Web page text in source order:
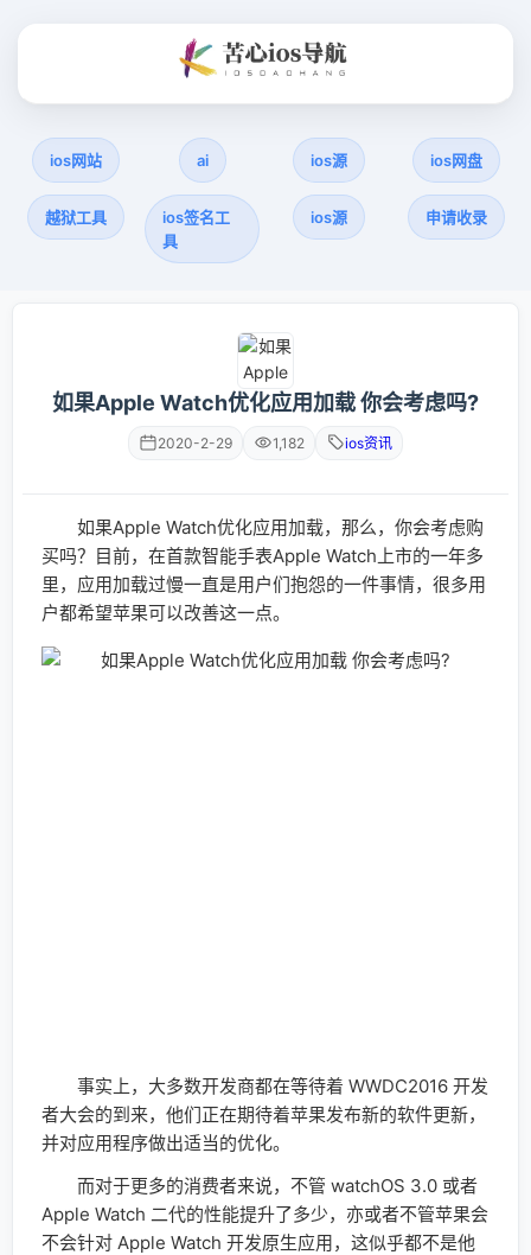
ios网站 ai ios源 ios网盘
越狱工具
ios签名工
具
ios源 申请收录
如果Apple Watch优化应用加载 你会考虑吗?
2020-2-29 1,182 ios资讯
如果Apple Watch优化应用加载，那么，你会考虑购
买吗？目前，在首款智能手表Apple Watch上市的一年多
里，应用加载过慢一直是用户们抱怨的一件事情，很多用
户都希望苹果可以改善这一点。
事实上，大多数开发商都在等待着 WWDC2016 开发
者大会的到来，他们正在期待着苹果发布新的软件更新，
并对应用程序做出适当的优化。
而对于更多的消费者来说，不管 watchOS 3.0 或者
Apple Watch 二代的性能提升了多少，亦或者不管苹果会
不会针对 Apple Watch 开发原生应用，这似乎都不是他